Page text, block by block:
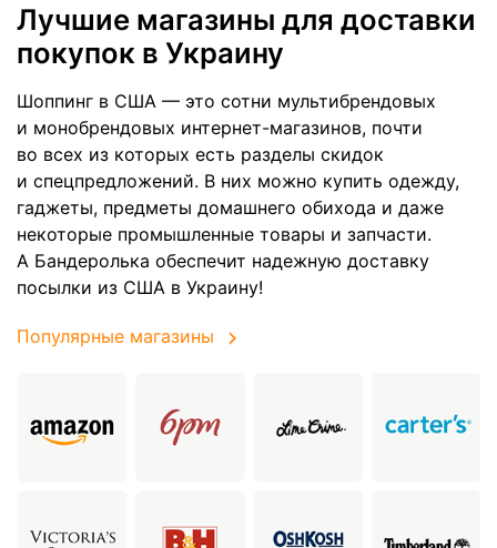
Лучшие магазины для доставки
покупок в Украину
Шоппинг в США — это сотни мультибрендовых
и монобрендовых интернет-магазинов, почти
во всех из которых есть разделы скидок
и спецпредложений. В них можно купить одежду,
гаджеты, предметы домашнего обихода и даже
некоторые промышленные товары и запчасти.
А Бандеролька обеспечит надежную доставку
посылки из США в Украину!
Популярные магазины